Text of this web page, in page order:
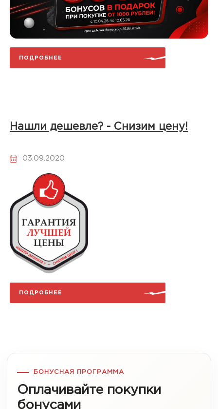
ПОДРОБНЕЕ
Нашли дешевле? - Снизим цену!
03.09.2020
ПОДРОБНЕЕ
БОНУСНАЯ ПРОГРАММА
Оплачивайте покупки
бонусами